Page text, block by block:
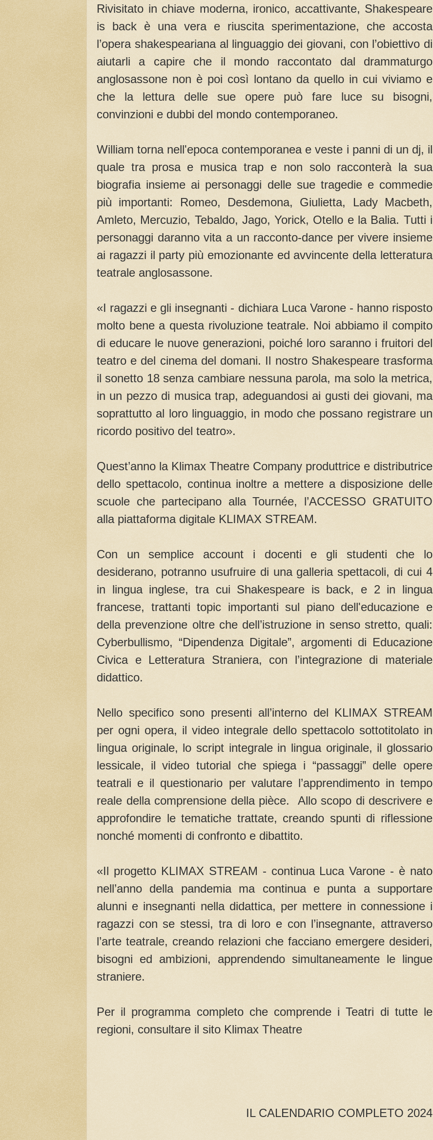
Rivisitato in chiave moderna, ironico, accattivante, Shakespeare
is back è una vera e riuscita sperimentazione, che accosta
l’opera shakespeariana al linguaggio dei giovani, con l’obiettivo di
aiutarli a capire che il mondo raccontato dal drammaturgo
anglosassone non è poi così lontano da quello in cui viviamo e
che la lettura delle sue opere può fare luce su bisogni,
convinzioni e dubbi del mondo contemporaneo.
William torna nell'epoca contemporanea e veste i panni di un dj, il
quale tra prosa e musica trap e non solo racconterà la sua
biografia insieme ai personaggi delle sue tragedie e commedie
più importanti: Romeo, Desdemona, Giulietta, Lady Macbeth,
Amleto, Mercuzio, Tebaldo, Jago, Yorick, Otello e la Balia. Tutti i
personaggi daranno vita a un racconto-dance per vivere insieme
ai ragazzi il party più emozionante ed avvincente della letteratura
teatrale anglosassone.
«I ragazzi e gli insegnanti - dichiara Luca Varone - hanno risposto
molto bene a questa rivoluzione teatrale. Noi abbiamo il compito
di educare le nuove generazioni, poiché loro saranno i fruitori del
teatro e del cinema del domani. Il nostro Shakespeare trasforma
il sonetto 18 senza cambiare nessuna parola, ma solo la metrica,
in un pezzo di musica trap, adeguandosi ai gusti dei giovani, ma
soprattutto al loro linguaggio, in modo che possano registrare un
ricordo positivo del teatro».
Quest’anno la Klimax Theatre Company produttrice e distributrice
dello spettacolo, continua inoltre a mettere a disposizione delle
scuole che partecipano alla Tournée, l’ACCESSO GRATUITO
alla piattaforma digitale KLIMAX STREAM.
Con un semplice account i docenti e gli studenti che lo
desiderano, potranno usufruire di una galleria spettacoli, di cui 4
in lingua inglese, tra cui Shakespeare is back, e 2 in lingua
francese, trattanti topic importanti sul piano dell'educazione e
della prevenzione oltre che dell’istruzione in senso stretto, quali:
Cyberbullismo, “Dipendenza Digitale”, argomenti di Educazione
Civica e Letteratura Straniera, con l’integrazione di materiale
didattico.
Nello specifico sono presenti all’interno del KLIMAX STREAM
per ogni opera, il video integrale dello spettacolo sottotitolato in
lingua originale, lo script integrale in lingua originale, il glossario
lessicale, il video tutorial che spiega i “passaggi” delle opere
teatrali e il questionario per valutare l’apprendimento in tempo
reale della comprensione della pièce. Allo scopo di descrivere e
approfondire le tematiche trattate, creando spunti di riflessione
nonché momenti di confronto e dibattito.
«Il progetto KLIMAX STREAM - continua Luca Varone - è nato
nell’anno della pandemia ma continua e punta a supportare
alunni e insegnanti nella didattica, per mettere in connessione i
ragazzi con se stessi, tra di loro e con l’insegnante, attraverso
l’arte teatrale, creando relazioni che facciano emergere desideri,
bisogni ed ambizioni, apprendendo simultaneamente le lingue
straniere.
Per il programma completo che comprende i Teatri di tutte le
regioni, consultare il sito Klimax Theatre
IL CALENDARIO COMPLETO 2024